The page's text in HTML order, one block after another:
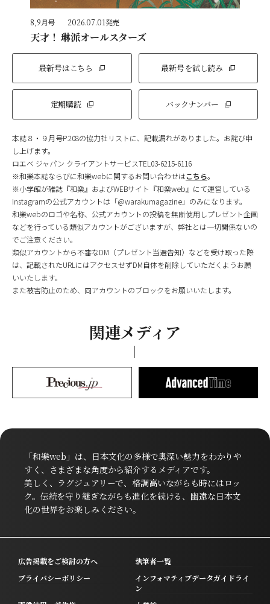
8,9月号 2026.07.01発売
天才！ 琳派オールスターズ
最新号はこちら 最新号を試し読み
定期購読 バックナンバー
本誌８・９月号P.208の協力社リストに、記載漏れがありました。お詫び申
し上げます。
ロエベ ジャパン クライアントサービスTEL03-6215-6116
※和樂本誌ならびに和樂webに関するお問い合わせはこちら。
※小学館が雑誌『和樂』およびWEBサイト『和樂web』にて運営している
Instagramの公式アカウントは「@warakumagazine」のみになります。
和樂webのロゴや名称、公式アカウントの投稿を無断使用しプレゼント企画
などを行っている類似アカウントがございますが、弊社とは一切関係ないの
でご注意ください。
類似アカウントから不審なDM（プレゼント当選告知）などを受け取った際
は、記載されたURLにはアクセスせずDM自体を削除していただくようお願
いいたします。
また被害防止のため、同アカウントのブロックをお願いいたします。
関連メディア
「和樂web」は、日本文化の多様で奥深い魅力をわかりや
すく、さまざまな角度から紹介するメディアです。
美しく、ラグジュアリーで、格調高いながらも時にはロッ
ク。伝統を守り継ぎながらも進化を続ける、幽遠な日本文
化の世界をお楽しみください。
広告掲載をご検討の方へ
執筆者一覧
プライバシーポリシー
インフォマティブデータガイドライ
ン